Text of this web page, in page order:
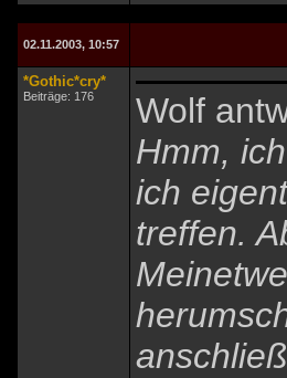
02.11.2003, 10:57
*Gothic*cry*
Beiträge: 176
Wolf
Hmm,
ich
treffen.